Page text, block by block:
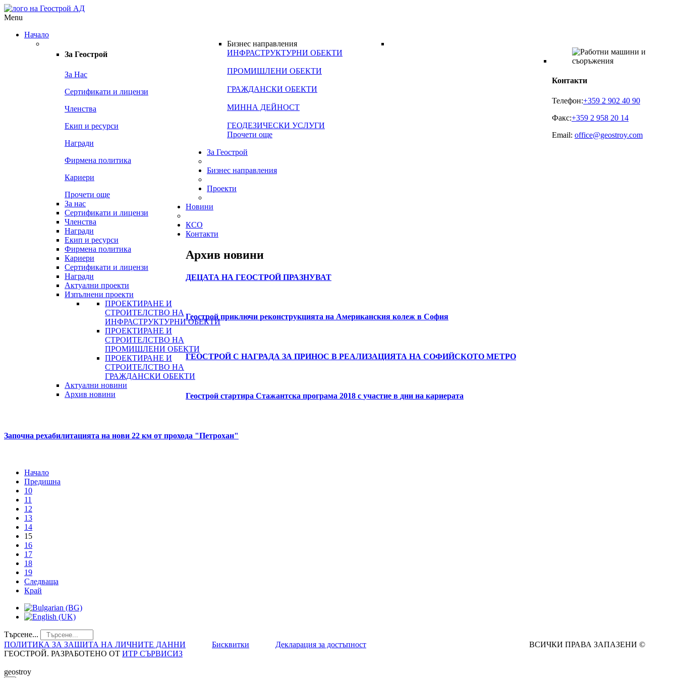
Menu
Начало
За Геострой
За Нас
Сертификати и лицензи
Членства
Екип и ресурси
Награди
Фирмена политика
Кариери
Прочети още
Бизнес направления
ИНФРАСТРУКТУРНИ ОБЕКТИ
ПРОМИШЛЕНИ ОБЕКТИ
ГРАЖДАНСКИ ОБЕКТИ
МИННА ДЕЙНОСТ
ГЕОДЕЗИЧЕСКИ УСЛУГИ
Прочети още
Контакти
Телефон:+359 2 902 40 90
Факс:+359 2 958 20 14
Email: office@geostroy.com
За Геострой
За нас
Сертификати и лицензи
Членства
Награди
Екип и ресурси
Фирмена политика
Кариери
Сертификати и лицензи
Награди
Бизнес направления
Проекти
Актуални проекти
Изпълнени проекти
ПРОЕКТИРАНЕ И
СТРОИТЕЛСТВО НА
ИНФРАСТРУКТУРНИ ОБЕКТИ
ПРОЕКТИРАНЕ И
СТРОИТЕЛСТВО НА
ПРОМИШЛЕНИ ОБЕКТИ
ПРОЕКТИРАНЕ И
СТРОИТЕЛСТВО НА
ГРАЖДАНСКИ ОБЕКТИ
Новини
Актуални новини
Архив новини
КСО
Контакти
Архив новини
ДЕЦАТА НА ГЕОСТРОЙ ПРАЗНУВАТ
Геострой приключи реконструкцията на Американския колеж в София
ГЕОСТРОЙ С НАГРАДА ЗА ПРИНОС В РЕАЛИЗАЦИЯТА НА СОФИЙСКОТО МЕТРО
Геострой стартира Стажантска програма 2018 с участие в дни на кариерата
Започна рехабилитацията на нови 22 км от прохода "Петрохан"
Начало
Предишна
10
11
12
13
14
15
16
17
18
19
Следваща
Край
Търсене...
ПОЛИТИКА ЗА ЗАЩИТА НА ЛИЧНИТЕ ДАННИ
Бисквитки Декларация за достъпност
ВСИЧКИ ПРАВА ЗАПАЗЕНИ ©
ГЕОСТРОЙ. РАЗРАБОТЕНО ОТ ИТР СЪРВИСИЗ
geostroy